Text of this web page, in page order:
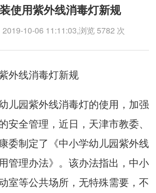
使用紫外线消毒灯新规
10-06 11:11:03,浏览 5782 次
外线消毒灯新规
儿园紫外线消毒灯的使用，加强
安全管理，近日，天津市教委、
委制定了《中小学幼儿园紫外线
管理办法》。该办法指出，中小
室等公共场所，无特殊需要，不